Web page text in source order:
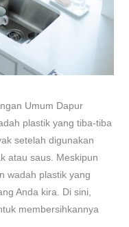
Umum Dapur
plastik yang tiba-tiba
setelah digunakan
atau saus. Meskipun
wadah plastik yang
Anda kira. Di sini,
membersihkannya